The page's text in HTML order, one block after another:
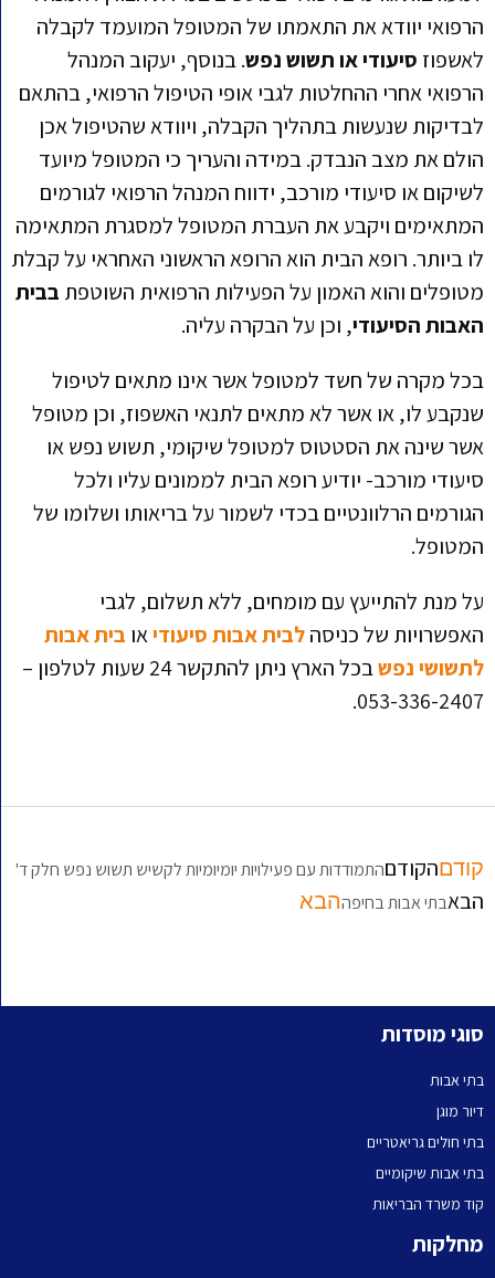
הרפואי יוודא את התאמתו של המטופל המועמד לקבלה
לאשפוז סיעודי או תשוש נפש. בנוסף, יעקוב המנהל
הרפואי אחרי ההחלטות לגבי אופי הטיפול הרפואי, בהתאם
לבדיקות שנעשות בתהליך הקבלה, ויוודא שהטיפול אכן
הולם את מצב הנבדק. במידה והעריך כי המטופל מיועד
לשיקום או סיעודי מורכב, ידווח המנהל הרפואי לגורמים
המתאימים ויקבע את העברת המטופל למסגרת המתאימה
לו ביותר. רופא הבית הוא הרופא הראשוני האחראי על קבלת
מטופלים והוא האמון על הפעילות הרפואית השוטפת בבית
האבות הסיעודי, וכן על הבקרה עליה.
בכל מקרה של חשד למטופל אשר אינו מתאים לטיפול
שנקבע לו, או אשר לא מתאים לתנאי האשפוז, וכן מטופל
אשר שינה את הסטטוס למטופל שיקומי, תשוש נפש או
סיעודי מורכב- יודיע רופא הבית לממונים עליו ולכל
הגורמים הרלוונטיים בכדי לשמור על בריאותו ושלומו של
המטופל.
על מנת להתייעץ עם מומחים, ללא תשלום, לגבי
האפשרויות של כניסהלבית אבות סיעודיאו בית אבות
לתשושי נפש
בכל הארץ ניתן להתקשר 24 שעות לטלפון –
053-336-2407.
קודםהקודםהתמודדות עם פעילויות יומיומיות לקשיש תשוש נפש חלק ד'
הבאבתי אבות בחיפההבא
סוגי מוסדות
בתי אבות
דיור מוגן
בתי חולים גריאטריים
בתי אבות שיקומיים
קוד משרד הבריאות
מחלקות